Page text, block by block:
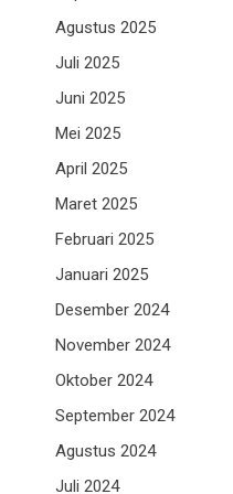
Agustus 2025
Juli 2025
Juni 2025
Mei 2025
April 2025
Maret 2025
Februari 2025
Januari 2025
Desember 2024
November 2024
Oktober 2024
September 2024
Agustus 2024
Juli 2024